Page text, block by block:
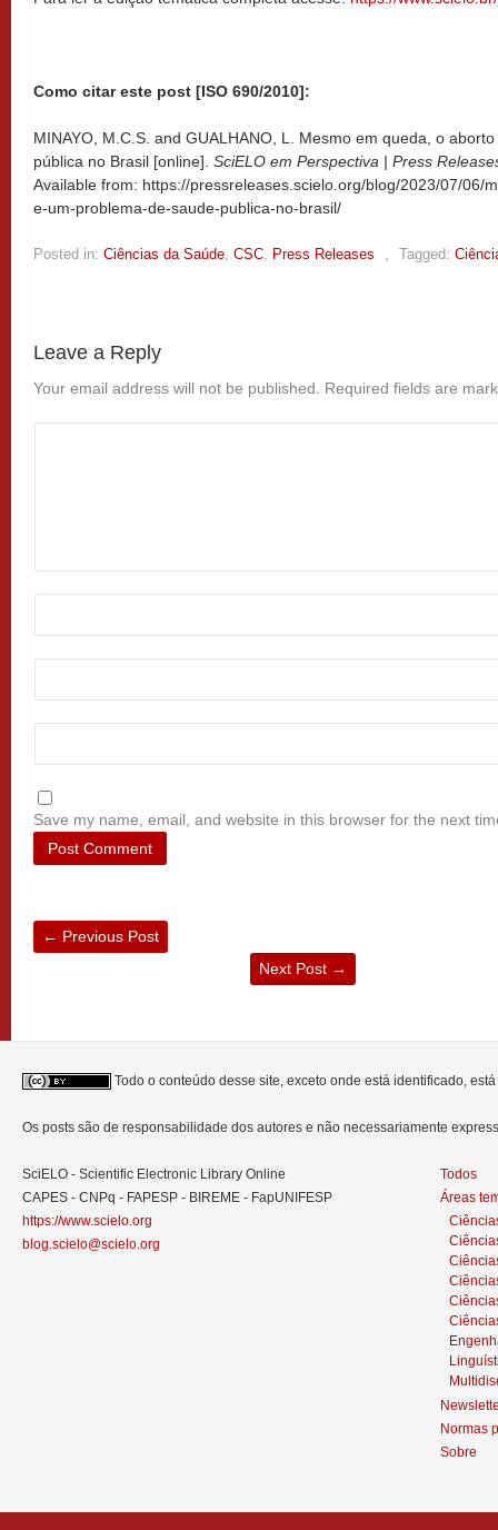
Como citar este post [ISO 690/2010]:
MINAYO, M.C.S. and GUALHANO, L. Mesmo em queda, o
pública no Brasil [online]. SciELO em Perspectiva | Press
Available from: https://pressreleases.scielo.org/blog/2023/07/06/
e-um-problema-de-saude-publica-no-brasil/
Posted in: Ciências da Saúde CSC Press Releases Tagged:
Leave a Reply
Your email address will not be published. Required fields are
Save my name, email, and website in this browser for the next
← Previous Post
Next Post →
Todo o conteúdo desse site, exceto onde está identificado,
Os posts são de responsabilidade dos autores e não necessariamente
SciELO - Scientific Electronic Library Online
CAPES - CNPq - FAPESP - BIREME - FapUNIFESP
https://www.scielo.org
blog.scielo@scielo.org
Todos
Áreas
Normas
Sobre